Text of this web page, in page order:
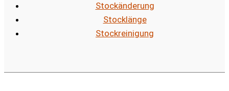
Stockänderung
Stocklänge
Stockreinigung